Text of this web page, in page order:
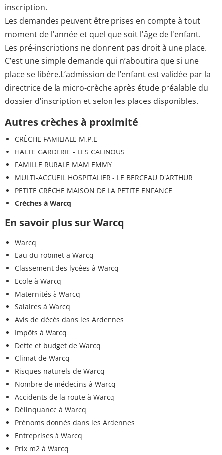
inscription.
Les demandes peuvent être prises en compte à tout
moment de l'année et quel que soit l'âge de l'enfant.
Les pré-inscriptions ne donnent pas droit à une place.
C’est une simple demande qui n’aboutira que si une
place se libère.L’admission de l’enfant est validée par la
directrice de la micro-crèche après étude préalable du
dossier d’inscription et selon les places disponibles.
Autres crèches à proximité
CRÈCHE FAMILIALE M.P.E
HALTE GARDERIE - LES CALINOUS
FAMILLE RURALE MAM EMMY
MULTI-ACCUEIL HOSPITALIER - LE BERCEAU D'ARTHUR
PETITE CRÈCHE MAISON DE LA PETITE ENFANCE
Crèches à Warcq
En savoir plus sur Warcq
Warcq
Eau du robinet à Warcq
Classement des lycées à Warcq
Ecole à Warcq
Maternités à Warcq
Salaires à Warcq
Avis de décès dans les Ardennes
Impôts à Warcq
Dette et budget de Warcq
Climat de Warcq
Risques naturels de Warcq
Nombre de médecins à Warcq
Accidents de la route à Warcq
Délinquance à Warcq
Prénoms donnés dans les Ardennes
Entreprises à Warcq
Prix m2 à Warcq